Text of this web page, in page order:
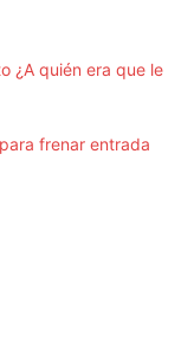
¿A quién era que le
frenar entrada